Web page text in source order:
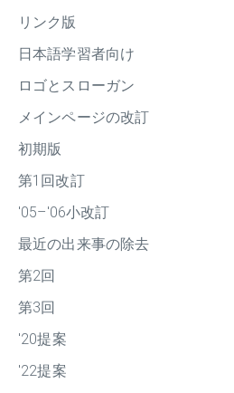
リンク版
日本語学習者向け
ロゴとスローガン
メインページの改訂
初期版
第1回改訂
'05–'06小改訂
最近の出来事の除去
第2回
第3回
'20提案
'22提案